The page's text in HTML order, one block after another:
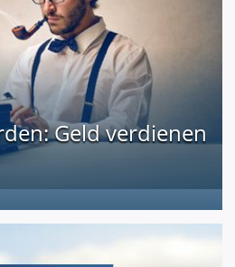
Geld verdienen